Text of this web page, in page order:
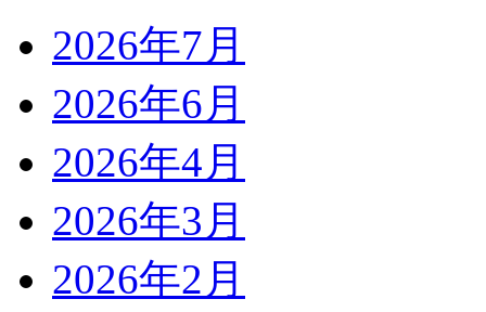
2026年7月
2026年6月
2026年4月
2026年3月
2026年2月